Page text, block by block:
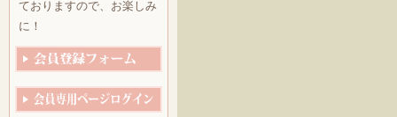
ておりますので、お楽しみ
に！